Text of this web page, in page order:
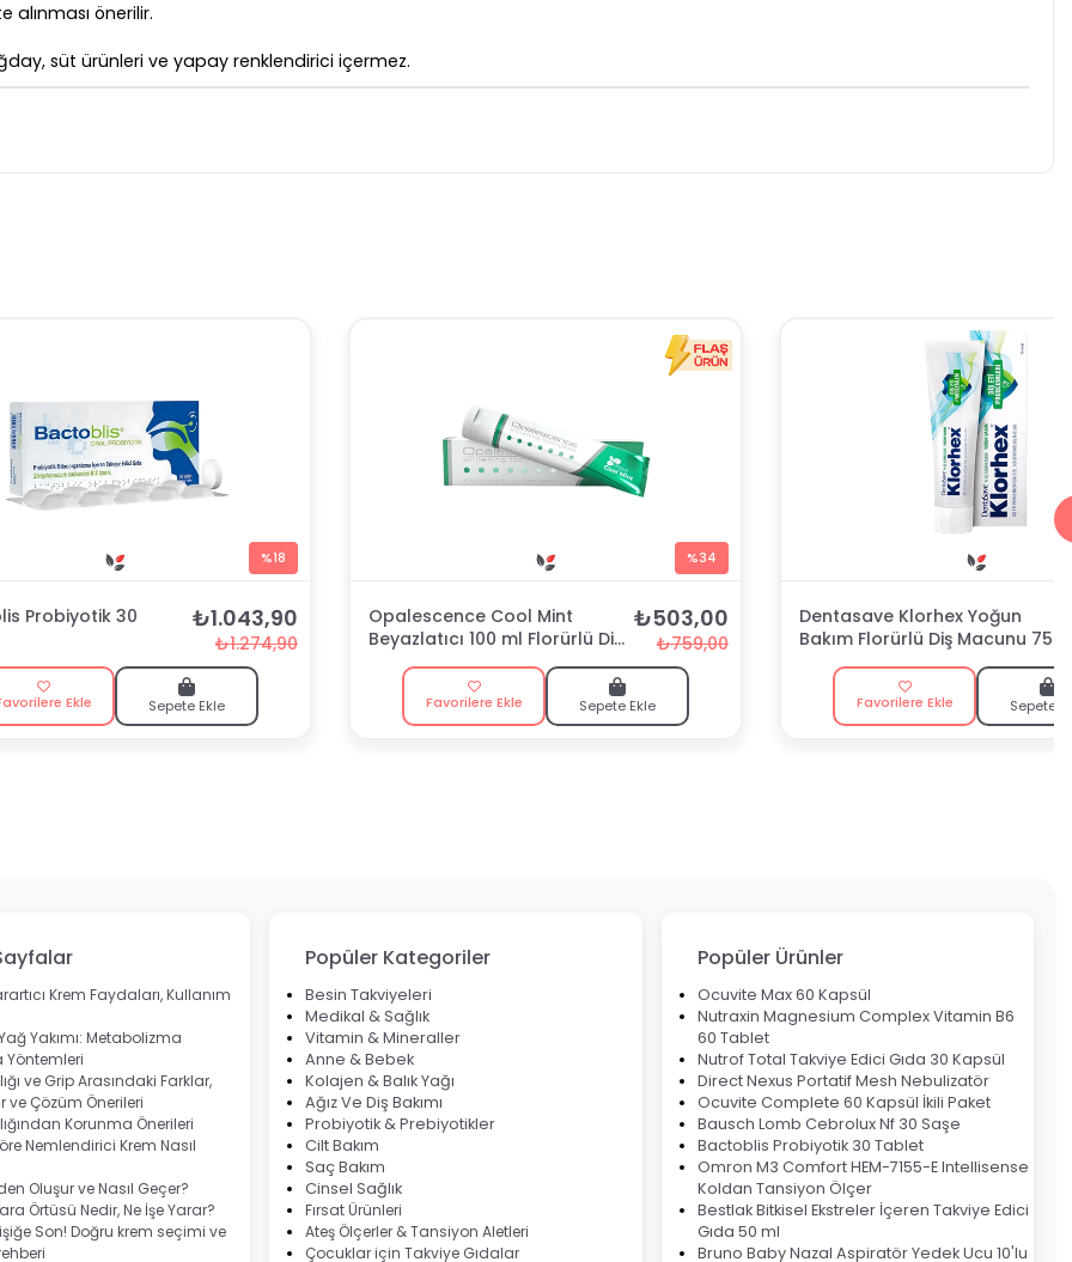
alınması önerilir.
süt ürünleri ve yapay renklendirici içermez.
%18
Probiyotik 30 ₺1.043,90
₺1.274,90
Ekle Sepete Ekle
%34
Opalescence Cool Mint
Beyazlatıcı 100 ml Florürlü Diş
Macunu
₺503,00
₺759,00
Favorilere Ekle Sepete Ekle
Dentasave Klorhex Yoğun
Bakım Florürlü Diş Macunu 75
Favorilere Ekle Sepete
Krem Faydaları, Kullanım
Yakımı: Metabolizma
Yöntemleri
ve Grip Arasındaki Farklar,
Çözüm Önerileri
Korunma Önerileri
Nemlendirici Krem Nasıl
Oluşur ve Nasıl Geçer?
Örtüsü Nedir, Ne İşe Yarar?
Son! Doğru krem seçimi ve
Popüler Kategoriler
Besin Takviyeleri
Medikal & Sağlık
Vitamin & Mineraller
Anne & Bebek
Kolajen & Balık Yağı
Ağız Ve Diş Bakımı
Probiyotik & Prebiyotikler
Cilt Bakım
Saç Bakım
Cinsel Sağlık
Fırsat Ürünleri
Ateş Ölçerler & Tansiyon Aletleri
Çocuklar için Takviye Gıdalar
Popüler Ürünler
Ocuvite Max 60 Kapsül
Nutraxin Magnesium Complex Vitamin B6
60 Tablet
Nutrof Total Takviye Edici Gıda 30 Kapsül
Direct Nexus Portatif Mesh Nebulizatör
Ocuvite Complete 60 Kapsül İkili Paket
Bausch Lomb Cebrolux Nf 30 Saşe
Bactoblis Probiyotik 30 Tablet
Omron M3 Comfort HEM-7155-E Intellisense
Koldan Tansiyon Ölçer
Bestlak Bitkisel Ekstreler İçeren Takviye Edici
Gıda 50 ml
Bruno Baby Nazal Aspiratör Yedek Ucu 10'lu